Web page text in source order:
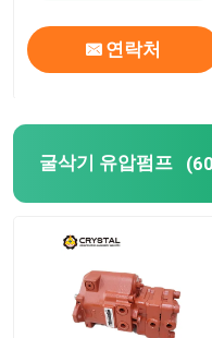
굴삭기 스윙 모터
진행 저하율 기어
사이클로이드 유압 모
연락처
굴삭기 유압펌프